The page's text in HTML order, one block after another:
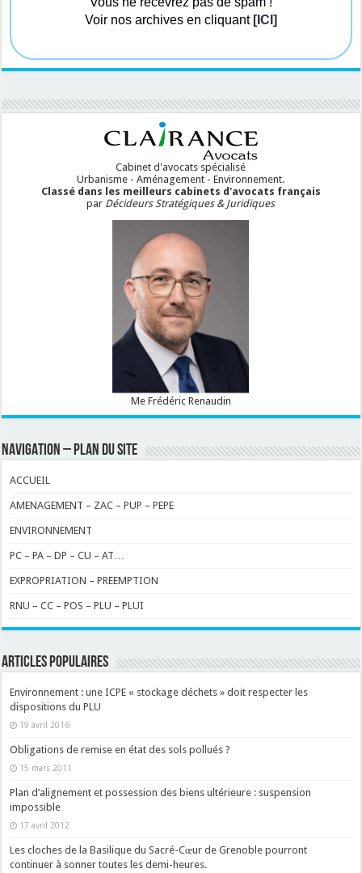
Voir nos archives en cliquant [ICI]
Cabinet d'avocats spécialisé
Urbanisme - Aménagement - Environnement.
Classé dans les meilleurs cabinets d'avocats français
par Décideurs Stratégiques & Juridiques
Me Frédéric Renaudin
NAVIGATION – PLAN DU SITE
ACCUEIL
AMENAGEMENT – ZAC – PUP – PEPE
ENVIRONNEMENT
PC – PA – DP – CU – AT…
EXPROPRIATION – PREEMPTION
RNU – CC – POS – PLU – PLUI
ARTICLES POPULAIRES
Environnement : une ICPE « stockage déchets » doit respecter les
dispositions du PLU
19 avril 2016
Obligations de remise en état des sols pollués ?
15 mars 2011
Plan d’alignement et possession des biens ultérieure : suspension
impossible
17 avril 2012
Les cloches de la Basilique du Sacré-Cœur de Grenoble pourront
continuer à sonner toutes les demi-heures.